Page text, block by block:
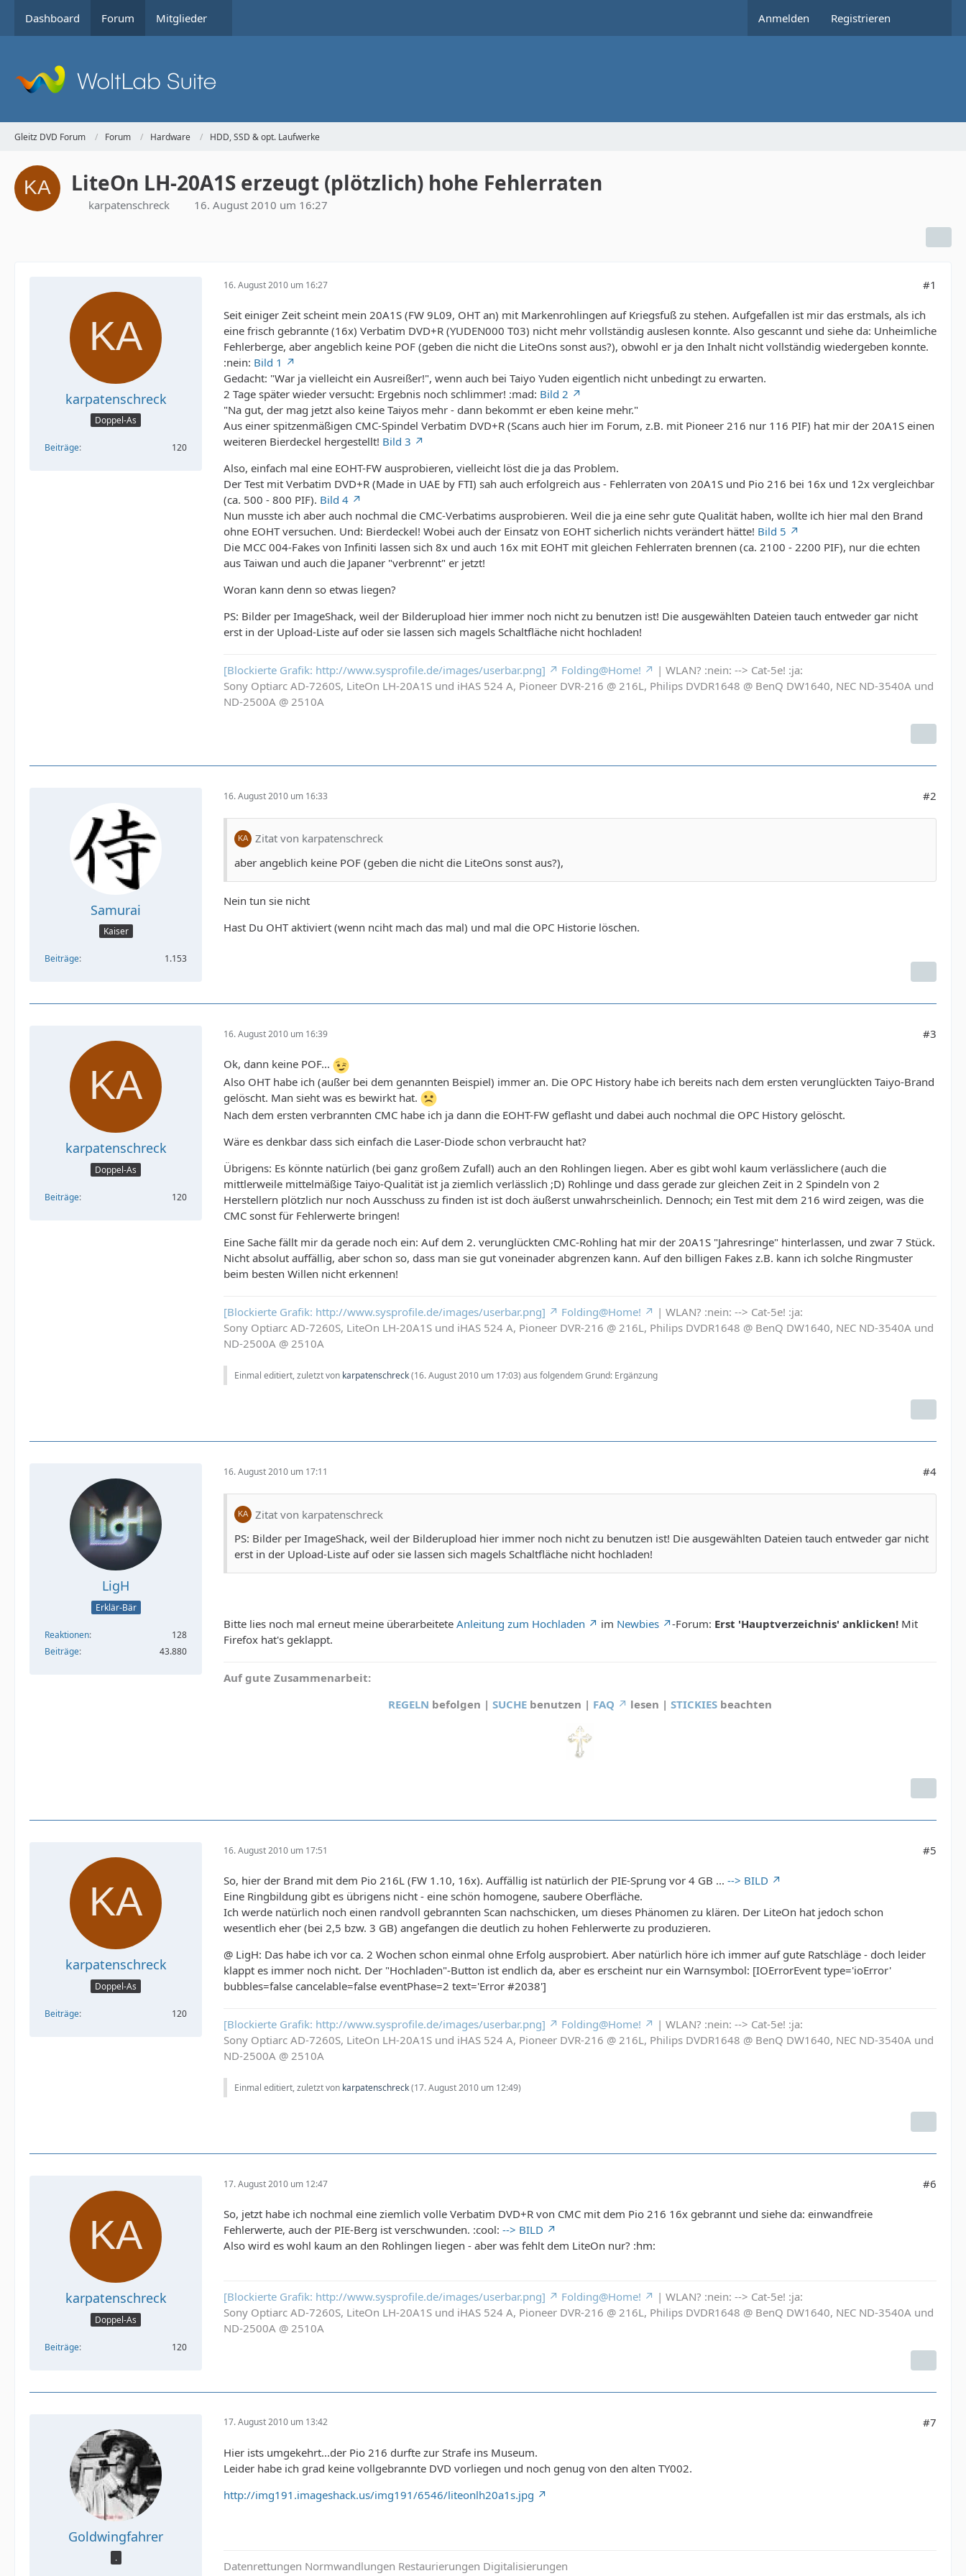
Dashboard Forum Mitglieder Anmelden Registrieren
Gleitz DVD Forum Forum Hardware HDD, SSD & opt. Laufwerke
LiteOn LH-20A1S erzeugt (plötzlich) hohe Fehlerraten
karpatenschreck 16. August 2010 um 16:27
karpatenschreck
Doppel-As
Beiträge 120
16. August 2010 um 16:27 #1
Seit einiger Zeit scheint mein 20A1S (FW 9L09, OHT an) mit Markenrohlingen auf Kriegsfuß zu stehen. Aufgefallen ist mir das erstmals, als ich
eine frisch gebrannte (16x) Verbatim DVD+R (YUDEN000 T03) nicht mehr vollständig auslesen konnte. Also gescannt und siehe da: Unheimliche
Fehlerberge, aber angeblich keine POF (geben die nicht die LiteOns sonst aus?), obwohl er ja den Inhalt nicht vollständig wiedergeben konnte.
:nein: Bild 1
Gedacht: "War ja vielleicht ein Ausreißer!", wenn auch bei Taiyo Yuden eigentlich nicht unbedingt zu erwarten.
2 Tage später wieder versucht: Ergebnis noch schlimmer! :mad: Bild 2
"Na gut, der mag jetzt also keine Taiyos mehr - dann bekommt er eben keine mehr."
Aus einer spitzenmäßigen CMC-Spindel Verbatim DVD+R (Scans auch hier im Forum, z.B. mit Pioneer 216 nur 116 PIF) hat mir der 20A1S einen
weiteren Bierdeckel hergestellt! Bild 3
Also, einfach mal eine EOHT-FW ausprobieren, vielleicht löst die ja das Problem.
Der Test mit Verbatim DVD+R (Made in UAE by FTI) sah auch erfolgreich aus - Fehlerraten von 20A1S und Pio 216 bei 16x und 12x vergleichbar
(ca. 500 - 800 PIF). Bild 4
Nun musste ich aber auch nochmal die CMC-Verbatims ausprobieren. Weil die ja eine sehr gute Qualität haben, wollte ich hier mal den Brand
ohne EOHT versuchen. Und: Bierdeckel! Wobei auch der Einsatz von EOHT sicherlich nichts verändert hätte! Bild 5
Die MCC 004-Fakes von Infiniti lassen sich 8x und auch 16x mit EOHT mit gleichen Fehlerraten brennen (ca. 2100 - 2200 PIF), nur die echten
aus Taiwan und auch die Japaner "verbrennt" er jetzt!
Woran kann denn so etwas liegen?
PS: Bilder per ImageShack, weil der Bilderupload hier immer noch nicht zu benutzen ist! Die ausgewählten Dateien tauch entweder gar nicht
erst in der Upload-Liste auf oder sie lassen sich magels Schaltfläche nicht hochladen!
[Blockierte Grafik: http://www.sysprofile.de/images/userbar.png] Folding@Home!
| WLAN? :nein: --> Cat-5e! :ja:
Sony Optiarc AD-7260S, LiteOn LH-20A1S und iHAS 524 A, Pioneer DVR-216 @ 216L, Philips DVDR1648 @ BenQ DW1640, NEC ND-3540A und
ND-2500A @ 2510A
Samurai
Kaiser
Beiträge 1.153
16. August 2010 um 16:33 #2
Zitat von karpatenschreck
aber angeblich keine POF (geben die nicht die LiteOns sonst aus?),
Nein tun sie nicht
Hast Du OHT aktiviert (wenn nciht mach das mal) und mal die OPC Historie löschen.
karpatenschreck
Doppel-As
Beiträge 120
16. August 2010 um 16:39 #3
Ok, dann keine POF...
Also OHT habe ich (außer bei dem genannten Beispiel) immer an. Die OPC History habe ich bereits nach dem ersten verunglückten Taiyo-Brand
gelöscht. Man sieht was es bewirkt hat.
Nach dem ersten verbrannten CMC habe ich ja dann die EOHT-FW geflasht und dabei auch nochmal die OPC History gelöscht.
Wäre es denkbar dass sich einfach die Laser-Diode schon verbraucht hat?
Übrigens: Es könnte natürlich (bei ganz großem Zufall) auch an den Rohlingen liegen. Aber es gibt wohl kaum verlässlichere (auch die
mittlerweile mittelmäßige Taiyo-Qualität ist ja ziemlich verlässlich ;D) Rohlinge und dass gerade zur gleichen Zeit in 2 Spindeln von 2
Herstellern plötzlich nur noch Ausschuss zu finden ist ist doch äußerst unwahrscheinlich. Dennoch; ein Test mit dem 216 wird zeigen, was die
CMC sonst für Fehlerwerte bringen!
Eine Sache fällt mir da gerade noch ein: Auf dem 2. verunglückten CMC-Rohling hat mir der 20A1S "Jahresringe" hinterlassen, und zwar 7 Stück.
Nicht absolut auffällig, aber schon so, dass man sie gut voneinader abgrenzen kann. Auf den billigen Fakes z.B. kann ich solche Ringmuster
beim besten Willen nicht erkennen!
[Blockierte Grafik: http://www.sysprofile.de/images/userbar.png] Folding@Home!
| WLAN? :nein: --> Cat-5e! :ja:
Sony Optiarc AD-7260S, LiteOn LH-20A1S und iHAS 524 A, Pioneer DVR-216 @ 216L, Philips DVDR1648 @ BenQ DW1640, NEC ND-3540A und
ND-2500A @ 2510A
Einmal editiert, zuletzt von karpatenschreck(16. August 2010 um 17:03) aus folgendem Grund: Ergänzung
LigH
Erklär-Bär
Reaktionen
128
Beiträge
43.880
16. August 2010 um 17:11 #4
Zitat von karpatenschreck
PS: Bilder per ImageShack, weil der Bilderupload hier immer noch nicht zu benutzen ist! Die ausgewählten Dateien tauch entweder gar nicht
erst in der Upload-Liste auf oder sie lassen sich magels Schaltfläche nicht hochladen!
Bitte lies noch mal erneut meine überarbeitete Anleitung zum Hochladen im Newbies -Forum: Erst 'Hauptverzeichnis' anklicken! Mit
Firefox hat's geklappt.
Auf gute Zusammenarbeit:
REGELN befolgen | SUCHE benutzen | FAQ lesen | STICKIES beachten
karpatenschreck
Doppel-As
Beiträge 120
16. August 2010 um 17:51 #5
So, hier der Brand mit dem Pio 216L (FW 1.10, 16x). Auffällig ist natürlich der PIE-Sprung vor 4 GB ... --> BILD
Eine Ringbildung gibt es übrigens nicht - eine schön homogene, saubere Oberfläche.
Ich werde natürlich noch einen randvoll gebrannten Scan nachschicken, um dieses Phänomen zu klären. Der LiteOn hat jedoch schon
wesentlich eher (bei 2,5 bzw. 3 GB) angefangen die deutlich zu hohen Fehlerwerte zu produzieren.
@ LigH: Das habe ich vor ca. 2 Wochen schon einmal ohne Erfolg ausprobiert. Aber natürlich höre ich immer auf gute Ratschläge - doch leider
klappt es immer noch nicht. Der "Hochladen"-Button ist endlich da, aber es erscheint nur ein Warnsymbol: [IOErrorEvent type='ioError'
bubbles=false cancelable=false eventPhase=2 text='Error #2038']
[Blockierte Grafik: http://www.sysprofile.de/images/userbar.png] Folding@Home!
| WLAN? :nein: --> Cat-5e! :ja:
Sony Optiarc AD-7260S, LiteOn LH-20A1S und iHAS 524 A, Pioneer DVR-216 @ 216L, Philips DVDR1648 @ BenQ DW1640, NEC ND-3540A und
ND-2500A @ 2510A
Einmal editiert, zuletzt von karpatenschreck(17. August 2010 um 12:49)
karpatenschreck
Doppel-As
Beiträge 120
17. August 2010 um 12:47 #6
So, jetzt habe ich nochmal eine ziemlich volle Verbatim DVD+R von CMC mit dem Pio 216 16x gebrannt und siehe da: einwandfreie
Fehlerwerte, auch der PIE-Berg ist verschwunden. :cool: --> BILD
Also wird es wohl kaum an den Rohlingen liegen - aber was fehlt dem LiteOn nur? :hm:
[Blockierte Grafik: http://www.sysprofile.de/images/userbar.png] Folding@Home!
| WLAN? :nein: --> Cat-5e! :ja:
Sony Optiarc AD-7260S, LiteOn LH-20A1S und iHAS 524 A, Pioneer DVR-216 @ 216L, Philips DVDR1648 @ BenQ DW1640, NEC ND-3540A und
ND-2500A @ 2510A
Goldwingfahrer
.
17. August 2010 um 13:42 #7
Hier ists umgekehrt...der Pio 216 durfte zur Strafe ins Museum.
Leider habe ich grad keine vollgebrannte DVD vorliegen und noch genug von den alten TY002.
http://img191.imageshack.us/img191/6546/liteonlh20a1s.jpg
Datenrettungen Normwandlungen Restaurierungen Digitalisierungen